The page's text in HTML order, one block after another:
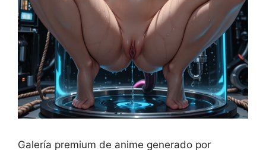
Galería premium de anime generado por